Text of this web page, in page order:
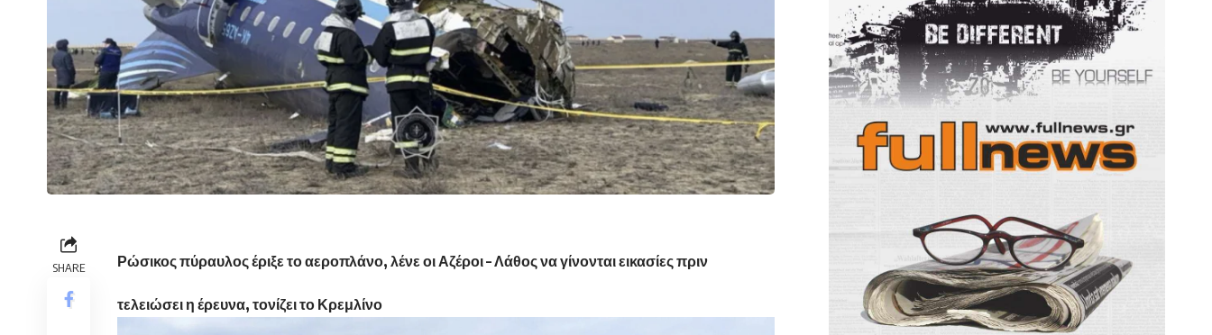
SHARE Ρώσικος πύραυλος έριξε το αεροπλάνο, λένε οι Αζέροι – Λάθος να γίνονται εικασίες πριν
τελειώσει η έρευνα, τονίζει το Κρεμλίνο